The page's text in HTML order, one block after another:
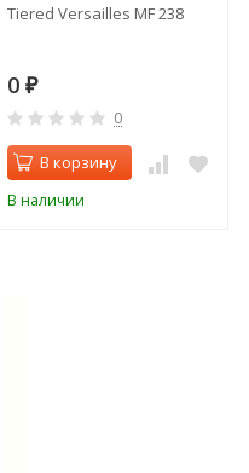
Tiered Versailles MF 238
0 ₽
0
В корзину
В наличии